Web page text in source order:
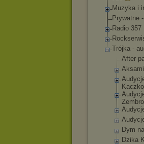
Muzyka i
Prywatne
Radio 357
Trójka -
After
Dym
Dzika